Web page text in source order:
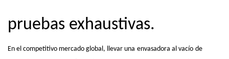
pruebas exhaustivas.
En el competitivo mercado global, llevar una envasadora al vacío de